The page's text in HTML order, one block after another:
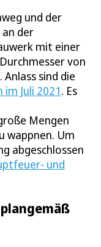
und der
der
mit einer
von
sind die
Juli 2021. Es
Mengen
wappnen. Um
abgeschlossen
und